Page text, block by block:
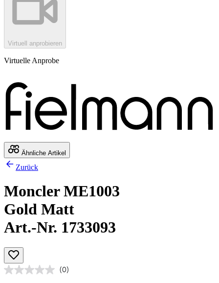
Virtuell anprobieren
Virtuelle Anprobe
Ähnliche Artikel
Zurück
Moncler ME1003
Gold Matt
Art.-Nr. 1733093
(0)